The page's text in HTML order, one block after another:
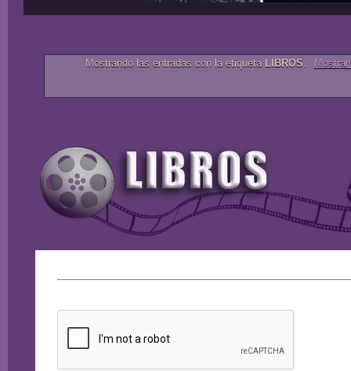
Mostrando las entradas con la etiqueta LIBROS